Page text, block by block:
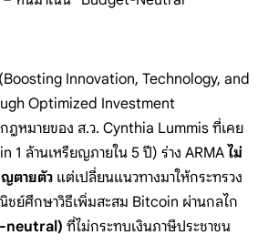
(Boosting Innovation, Technology, and
Optimized Investment
หมายของ ส.ว. Cynthia Lummis ที่เคย
1 ล้านเหรียญภายใน 5 ปี) ร่าง ARMA ไม่
ญตายตัว แต่เปลี่ยนแนวทางมาให้กระทรวง
ชย์ศึกษาวิธีเพิ่มสะสม Bitcoin ผ่านกลไก
neutral) ที่ไม่กระทบเงินภาษีประชาชน